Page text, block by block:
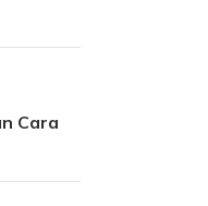
Cara